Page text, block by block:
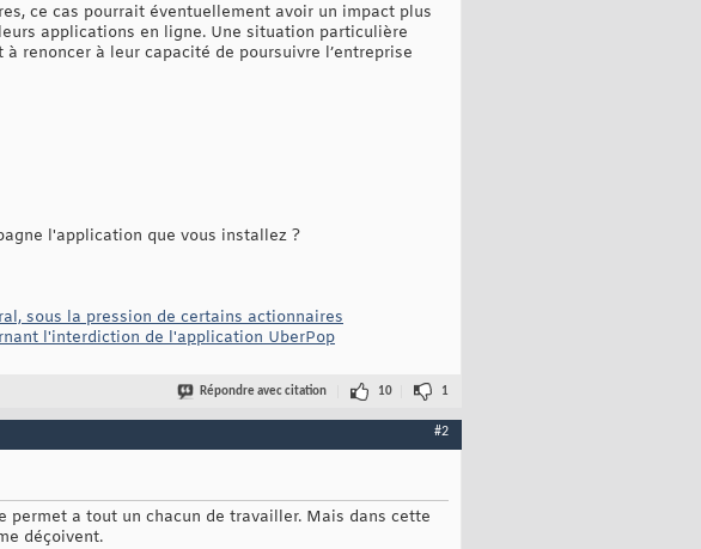
ce cas pourrait éventuellement avoir un impact plus
applications en ligne. Une situation particulière
renoncer à leur capacité de poursuivre l’entreprise
l'application que vous installez ?
sous la pression de certains actionnaires
l'interdiction de l'application UberPop
Répondre avec citation 10 1
#2
permet a tout un chacun de travailler. Mais dans cette
déçoivent.